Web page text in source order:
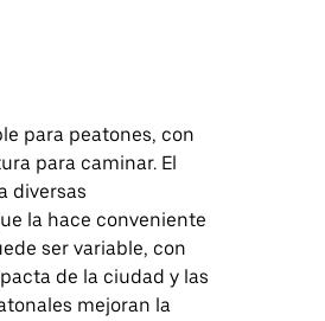
para peatones, con
para caminar. El
diversas
la hace conveniente
ser variable, con
de la ciudad y las
mejoran la